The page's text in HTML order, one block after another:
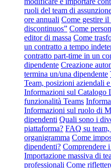
ruoli del team di
ore annuali Come gestire
discontinuos” Come
editor di massa Come
un contratto a tempo
contratto part-time in un
dipendente Creazione
termina un/una dipendente
Team, posizioni aziendali
Informazioni sul Catalogo
funzionalità Teams
Informazioni sul ruolo di
dipendenti Quali sono i
piattaforma? FAQ su
organigramma Come
dipendenti? Comprendere
Importazione massiva di
professionali Come